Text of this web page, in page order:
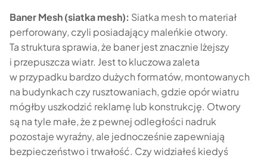
Baner Mesh (siatka mesh): Siatka mesh to materiał
perforowany, czyli posiadający maleńkie otwory.
Ta struktura sprawia, że baner jest znacznie lżejszy
i przepuszcza wiatr. Jest to kluczowa zaleta
w przypadku bardzo dużych formatów, montowanych
na budynkach czy rusztowaniach, gdzie opór wiatru
mógłby uszkodzić reklamę lub konstrukcję. Otwory
są na tyle małe, że z pewnej odległości nadruk
pozostaje wyraźny, ale jednocześnie zapewniają
bezpieczeństwo i trwałość. Czy widziałeś kiedyś